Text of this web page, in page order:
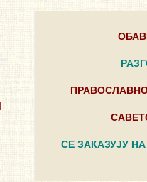
СЕ ЗАКАЗУЈУ